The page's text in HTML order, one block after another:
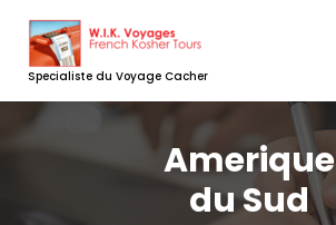
contenu
Specialiste du Voyage Cacher
Amerique
du Sud